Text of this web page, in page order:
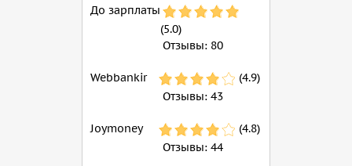
До зарплаты
(5.0)
Отзывы: 80
Webbankir
(4.9)
Отзывы: 43
Joymoney
(4.8)
Отзывы: 44